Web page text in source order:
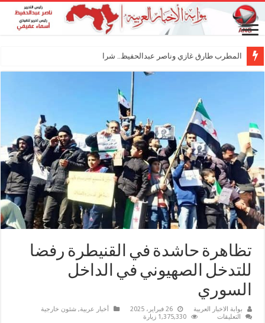
المطرب طارق غازي وناصر عبدالحفيظ.. شراكة فنية تر
تظاهرة حاشدة في القنيطرة رفضا
للتدخل الصهيوني في الداخل
السوري
بوابة الاخبار العربية 26 فبراير، 2025 أخبار عربية,شئون خارجية
التعليقات
1,375,330 زيارة